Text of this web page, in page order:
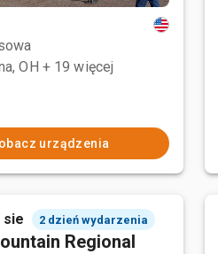
OH + 19 więcej
urządzenia
sie 2 dzień wydarzenia
Regional